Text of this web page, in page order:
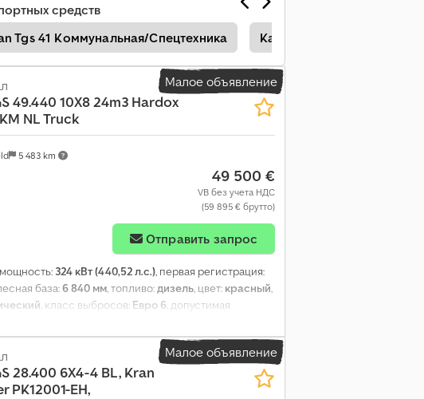
средств
Tgs 41 Коммунальная/Спецтехника Кабельный Самосвал
Малое объявление
5 483 km
49.440 10X8 24m3 Hardox
NL Truck
49 500 €
VB без учета НДС
(59 895 € брутто)
Отправить запрос
324 кВт (440,52 л.с.), первая регистрация:
база:6 840 мм, топливо:дизель, цвет: красный,
, класс выбросов: Евро 6, допустимая
(ось 2):
EBS (Электронная тормозная система),
противотуманные фары, система контроля
стекол, электрорегулируемое
Малое объявление
28.400 6X4-4 BL, Kran
PK12001-EH,